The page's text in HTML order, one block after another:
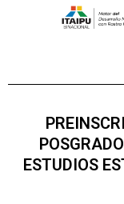
ESTUDIOS